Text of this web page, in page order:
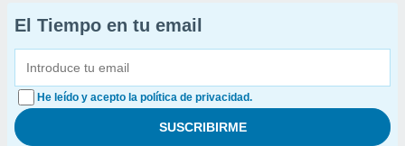
El Tiempo en tu email
He leído y acepto la política de privacidad.